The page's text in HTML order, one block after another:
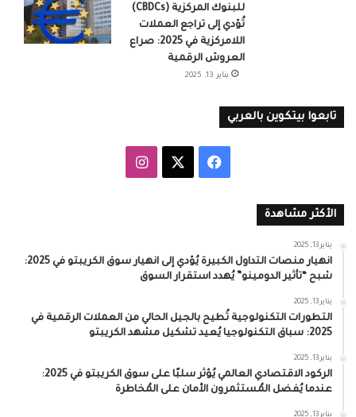
للبنوك المركزية (CBDCs)
تُؤدي إلى تراجع العملات
اللامركزية في 2025: صراع
العروش الرقمية
يناير 13, 2025
تابعوا بيتكوين بالعربي
فيسبوك انستقرام
الأكثر مشاهدة
يناير 13, 2025
انهيار منصات التداول الكبيرة يُؤدي إلى انهيار سوق الكريبتو في 2025:
شبح “تأثير الدومينو” يُهدد استقرار السوق
يناير 13, 2025
التطورات التكنولوجية تُطيح بالجيل الحالي من العملات الرقمية في
2025: سباق التكنولوجيا يُعيد تشكيل مشهد الكريبتو
يناير 13, 2025
الركود الاقتصادي العالمي يُؤثر سلبًا على سوق الكريبتو في 2025:
عندما يُفضل المُستثمرون الأمان على المُخاطرة
يناير 13, 2025